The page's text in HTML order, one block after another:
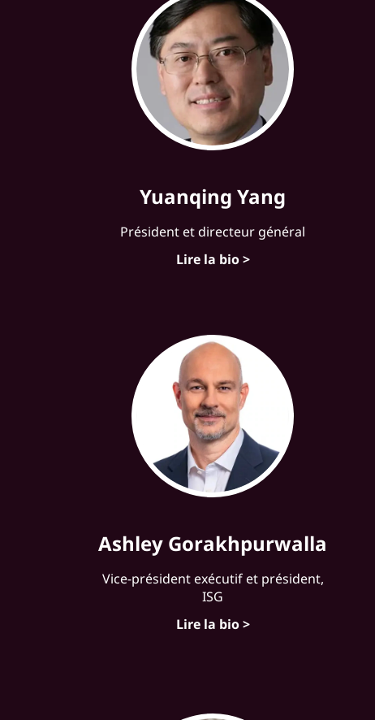
Yuanqing Yang
Président et directeur général
Lire la bio >
Ashley Gorakhpurwalla
Vice-président exécutif et président,
ISG
Lire la bio >